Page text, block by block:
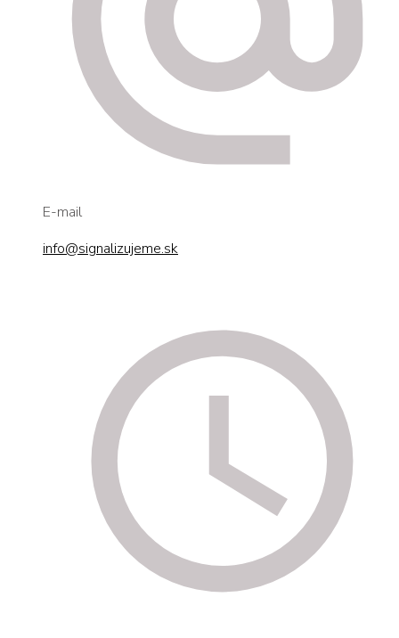
E-mail
info@signalizujeme.sk